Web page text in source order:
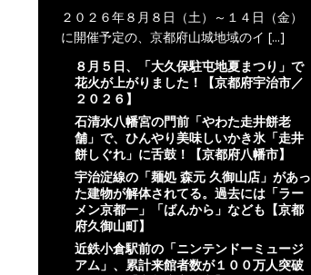
２０２６年８月８日（土）～１４日（金）
に開催予定の、京都府山城地域のイ [...]
８月５日、「大久保駐屯地夏まつり」で
花火が上がりました！【京都府宇治市／
２０２６】
石清水八幡宮の門前「やわた走井餅老
舗」で、ひんやり美味しいかき氷「走井
餅しぐれ」に舌鼓！【京都府八幡市】
宇治淀線の「麺処 森元 久御山店」があっ
た建物が解体されてる。過去には「ラー
メン京都一」「ばんから」なども【京都
府久御山町】
近鉄小倉駅前の「ニンテンドーミュージ
アム」、累計来館者数が１００万人突破